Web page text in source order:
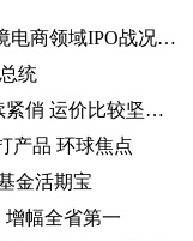
环球快资讯丨SHEIN否认向美递表 跨境电商领域IPO战况如何？
统
长久物流：目前市场上滚装船运力持续紧俏 运价比较坚挺-当前速看
产品 环球焦点
金活期宝
增幅全省第一